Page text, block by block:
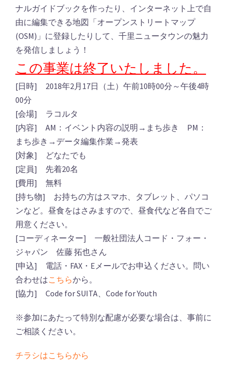
ナルガイドブックを作ったり、インターネット上で自
由に編集できる地図「オープンストリートマップ
(OSM)」に登録したりして、千里ニュータウンの魅力
を発信しましょう！
この事業は終了いたしました。
[日時] 2018年2月17日（土）午前10時00分～午後4時
00分
[会場] ラコルタ
[内容] AM：イベント内容の説明→まち歩き PM：
まち歩き→データ編集作業→発表
[対象] どなたでも
[定員] 先着20名
[費用] 無料
[持ち物] お持ちの方はスマホ、タブレット、パソコ
ンなど。昼食をはさみますので、昼食代など各自でご
用意ください。
[コーディネーター] 一般社団法人コード・フォー・
ジャパン 佐藤 拓也さん
[申込] 電話・FAX・Eメールでお申込ください。問い
合わせはこちらから。
[協力] Code for SUITA、Code for Youth
※参加にあたって特別な配慮が必要な場合は、事前に
ご相談ください。
チラシはこちらから